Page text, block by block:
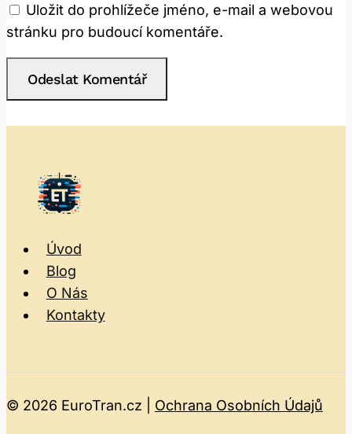
Uložit do prohlížeče jméno, e-mail a webovou
stránku pro budoucí komentáře.
Úvod
Blog
O Nás
Kontakty
© 2026 EuroTran.cz | Ochrana Osobních Údajů